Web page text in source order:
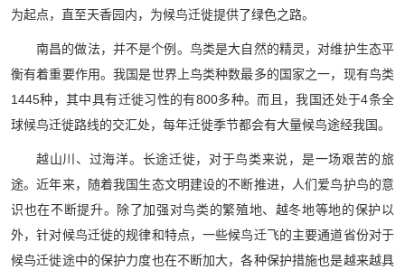
为起点，直至天香园内，为候鸟迁徙提供了绿色之路。
南昌的做法，并不是个例。鸟类是大自然的精灵，对维护生态平
衡有着重要作用。我国是世界上鸟类种数最多的国家之一，现有鸟类
1445种，其中具有迁徙习性的有800多种。而且，我国还处于4条全
球候鸟迁徙路线的交汇处，每年迁徙季节都会有大量候鸟途经我国。
越山川、过海洋。长途迁徙，对于鸟类来说，是一场艰苦的旅
途。近年来，随着我国生态文明建设的不断推进，人们爱鸟护鸟的意
识也在不断提升。除了加强对鸟类的繁殖地、越冬地等地的保护以
外，针对候鸟迁徙的规律和特点，一些候鸟迁飞的主要通道省份对于
候鸟迁徙途中的保护力度也在不断加大，各种保护措施也是越来越具